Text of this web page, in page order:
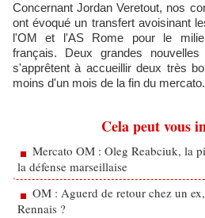
Concernant Jordan Veretout, nos
ont évoqué un transfert avoisinant
l'OM et l'AS Rome pour le
français. Deux grandes
s'apprêtent à accueillir deux très
moins d'un mois de la fin du mercato.
Cela peut vous
Mercato OM : Oleg Reabciuk, la
la défense marseillaise
OM : Aguerd de retour chez un
Rennais ?